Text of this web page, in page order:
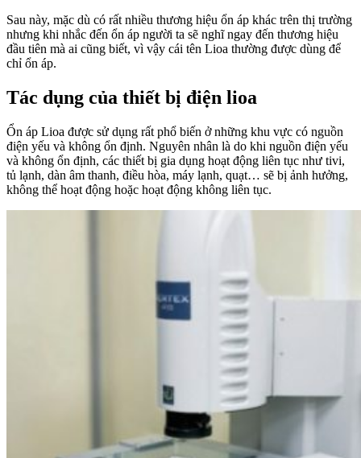
Sau này, mặc dù có rất nhiều thương hiệu ổn áp khác trên thị trường
nhưng khi nhắc đến ổn áp người ta sẽ nghĩ ngay đến thương hiệu
đầu tiên mà ai cũng biết, vì vậy cái tên Lioa thường được dùng để
chỉ ổn áp.
Tác dụng của thiết bị điện lioa
Ổn áp Lioa được sử dụng rất phổ biến ở những khu vực có nguồn
điện yếu và không ổn định. Nguyên nhân là do khi nguồn điện yếu
và không ổn định, các thiết bị gia dụng hoạt động liên tục như tivi,
tủ lạnh, dàn âm thanh, điều hòa, máy lạnh, quạt… sẽ bị ảnh hưởng,
không thể hoạt động hoặc hoạt động không liên tục.